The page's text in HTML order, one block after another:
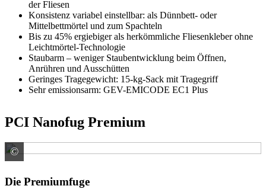
der Fliesen
Konsistenz variabel einstellbar: als Dünnbett- oder
Mittelbettmörtel und zum Spachteln
Bis zu 45% ergiebiger als herkömmliche Fliesenkleber ohne
Leichtmörtel-Technologie
Staubarm – weniger Staubentwicklung beim Öffnen,
Anrühren und Ausschütten
Geringes Tragegewicht: 15-kg-Sack mit Tragegriff
Sehr emissionsarm: GEV-EMICODE EC1 Plus
PCI Nanofug Premium
© PCI Augsburg GmbH
Die Premiumfuge